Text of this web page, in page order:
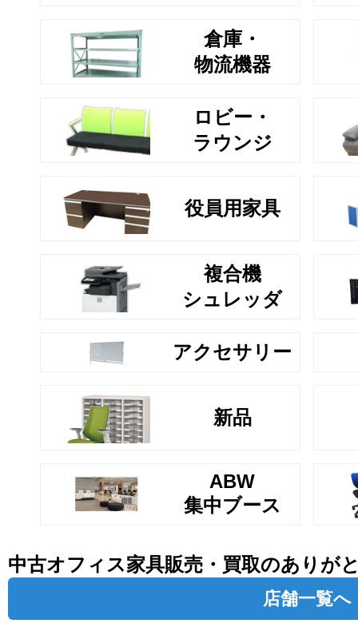
倉庫・
物流機器
ロビー・
ラウンジ
役員用家具
複合機
シュレッダ
アクセサリー
新品
ABW
集中ブース
中古オフィス家具販売・買取のありが
店舗一覧へ